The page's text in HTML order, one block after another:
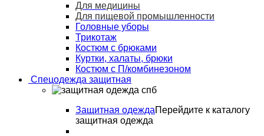
Для медицины
Для пищевой промышленности
Головные уборы
Трикотаж
Костюм с брюками
Куртки, халаты, брюки
Костюм с П/комбинезоном
Спецодежда защитная
Защитная одеждаПерейдите к каталогу
защитная одежда